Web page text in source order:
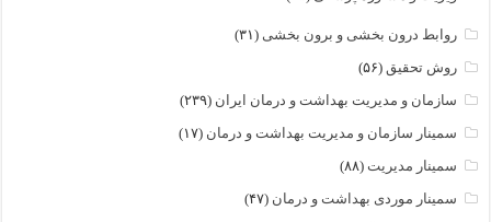
روابط درون بخشی و برون بخشی (۳۱)
روش تحقیق (۵۶)
سازمان و مدیریت بهداشت و درمان ایران (۲۳۹)
سمینار سازمان و مدیریت بهداشت و درمان (۱۷)
سمینار مدیریت (۸۸)
سمینار موردی بهداشت و درمان (۴۷)